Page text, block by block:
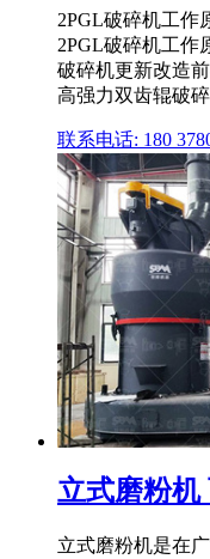
2PGL破碎机工作
2PGL破碎机工作
破碎机更新改造
高强力双齿辊破
联系电话: 180
立式磨粉机
立式磨粉机是在